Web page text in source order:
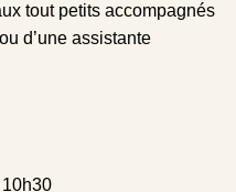
tout petits accompagnés
d’une assistante